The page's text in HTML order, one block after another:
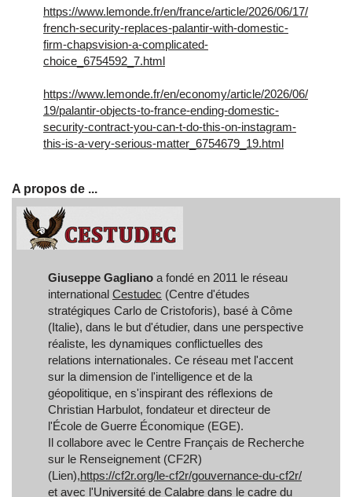
https://www.lemonde.fr/en/france/article/2026/06/17/
french-security-replaces-palantir-with-domestic-
firm-chapsvision-a-complicated-
choice_6754592_7.html
https://www.lemonde.fr/en/economy/article/2026/06/
19/palantir-objects-to-france-ending-domestic-
security-contract-you-can-t-do-this-on-instagram-
this-is-a-very-serious-matter_6754679_19.html
A propos de ...
Giuseppe Gagliano a fondé en 2011 le réseau
international Cestudec (Centre d'études
stratégiques Carlo de Cristoforis), basé à Côme
(Italie), dans le but d'étudier, dans une perspective
réaliste, les dynamiques conflictuelles des
relations internationales. Ce réseau met l'accent
sur la dimension de l'intelligence et de la
géopolitique, en s'inspirant des réflexions de
Christian Harbulot, fondateur et directeur de
l'École de Guerre Économique (EGE).
Il collabore avec le Centre Français de Recherche
sur le Renseignement (CF2R)
(Lien),https://cf2r.org/le-cf2r/gouvernance-du-cf2r/
et avec l'Université de Calabre dans le cadre du